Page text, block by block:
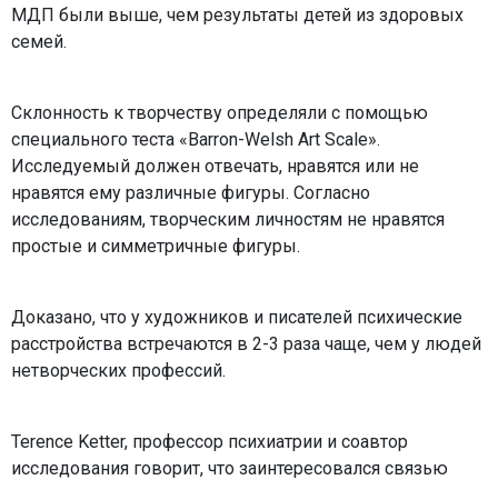
МДП были выше, чем результаты детей из здоровых
семей.
Склонность к творчеству определяли с помощью
специального теста «Barron-Welsh Art Scale».
Исследуемый должен отвечать, нравятся или не
нравятся ему различные фигуры. Согласно
исследованиям, творческим личностям не нравятся
простые и симметричные фигуры.
Доказано, что у художников и писателей психические
расстройства встречаются в 2-3 раза чаще, чем у людей
нетворческих профессий.
Terence Ketter, профессор психиатрии и соавтор
исследования говорит, что заинтересовался связью